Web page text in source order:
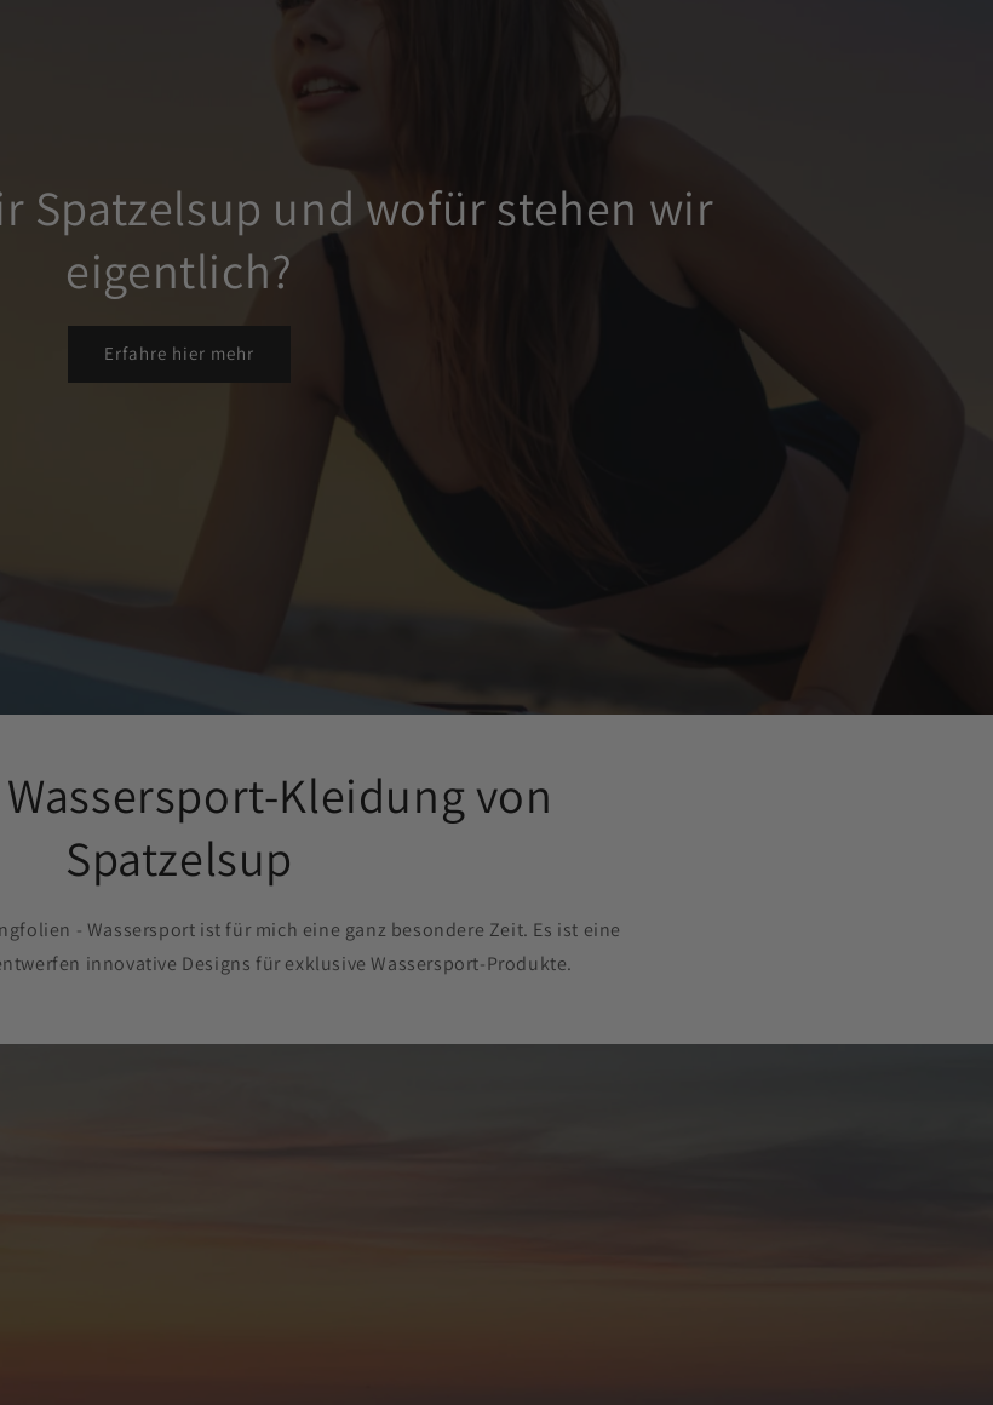
Spatzelsup und wofür stehen wir
eigentlich?
Erfahre hier mehr
Kleidung von
Spatzelsup
- Wassersport ist für mich eine ganz besondere Zeit. Es ist eine
innovative Designs für exklusive Wassersport-Produkte.